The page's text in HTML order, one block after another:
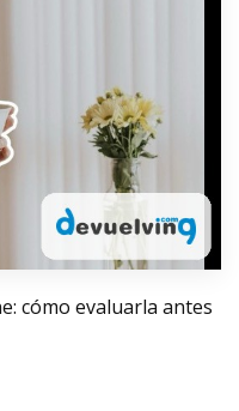
cómo evaluarla antes